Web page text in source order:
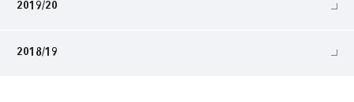
2019/20
2018/19